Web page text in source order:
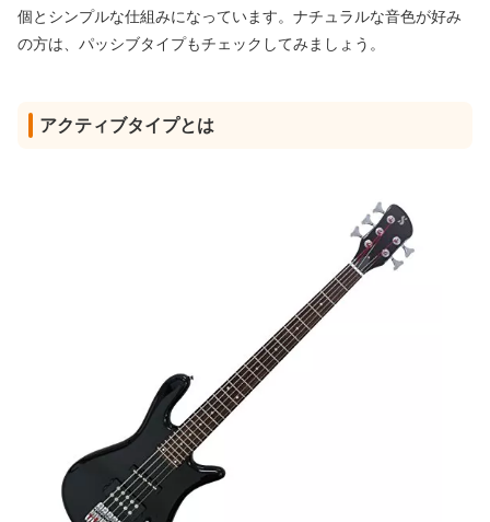
個とシンプルな仕組みになっています。ナチュラルな音色が好み
の方は、パッシブタイプもチェックしてみましょう。
アクティブタイプとは